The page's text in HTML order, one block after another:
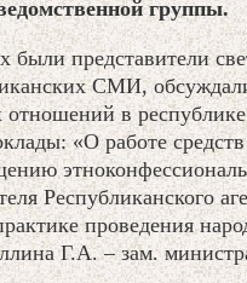
группы.
были представители
СМИ,
отношений в
«О работе
Республиканского
проведения
Г.А. – зам.